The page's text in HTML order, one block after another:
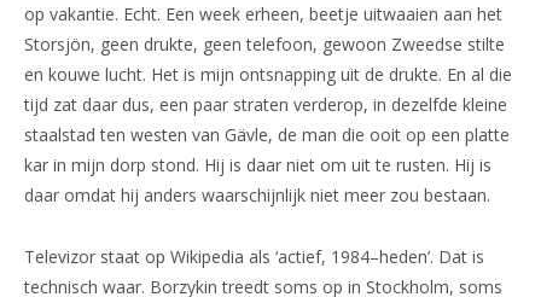
op vakantie. Echt. Een week erheen, beetje uitwaaien aan het
Storsjön, geen drukte, geen telefoon, gewoon Zweedse stilte
en kouwe lucht. Het is mijn ontsnapping uit de drukte. En al die
tijd zat daar dus, een paar straten verderop, in dezelfde kleine
staalstad ten westen van Gävle, de man die ooit op een platte
kar in mijn dorp stond. Hij is daar niet om uit te rusten. Hij is
daar omdat hij anders waarschijnlijk niet meer zou bestaan.
Televizor staat op Wikipedia als ‘actief, 1984–heden’. Dat is
technisch waar. Borzykin treedt soms op in Stockholm, soms